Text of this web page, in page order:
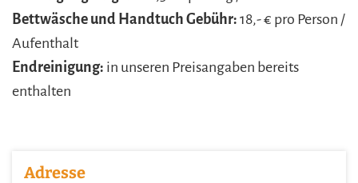
Bettwäsche und Handtuch Gebühr: 18,- € pro Person /
Aufenthalt
Endreinigung: in unseren Preisangaben bereits
enthalten
Adresse